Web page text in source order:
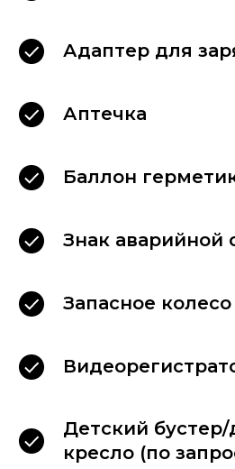
Адаптер для
Аптечка
Баллон
Знак аварийной
Запасное колесо
Детский бустер/
кресло (по
с директором
Если Ваш запрос на аренду
не был обработан должным образом
пожалуйста оставьте сообщение
директору.